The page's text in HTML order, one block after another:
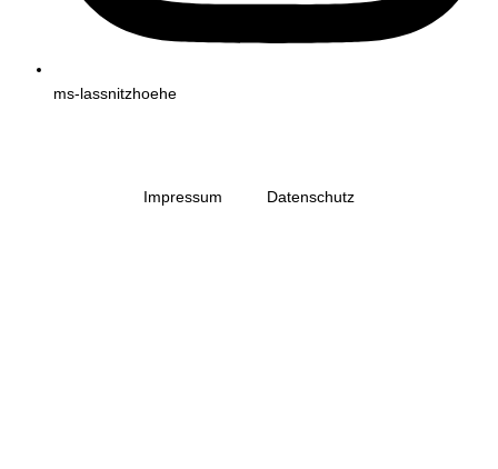
ms-lassnitzhoehe
Impressum Datenschutz